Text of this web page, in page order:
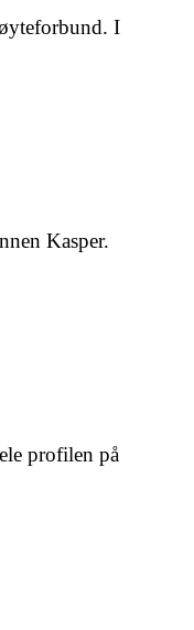
I
Kasper.
profilen på